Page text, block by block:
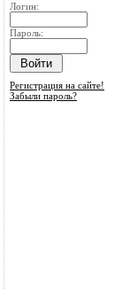
Логин:
Пароль:
Регистрация на сайте!
Забыли пароль?